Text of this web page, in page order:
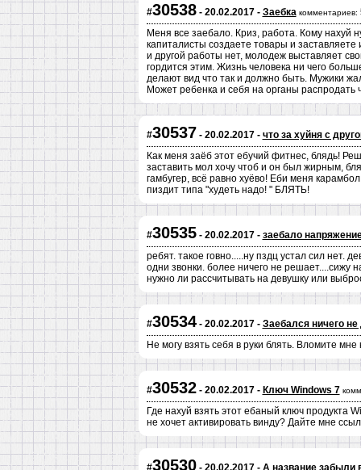
#30538- 20.02.2017 - Заебка комментариев:
Меня все заебало. Криз, работа. Кому нахуй
капиталисты создаете товары и
и другой работы нет, молодеж выставляет
гордится этим. Жизнь человека ни чего
делают вид что так и должно быть. Мужики
Может ребенка и себя на органы распродать
#30537 - 20.02.2017 - что за хуйня с
Как меня заёб этот ебучий фитнес, блядь!
заставить мол хочу чтоб и он был жирным,
гамбугер, всё равно хуёво! Еби меня
пиздит типа "худеть надо! " БЛЯТЬ!
#30535- 20.02.2017 - заебало
ребят. такое говно.....ну пздц устал сил нет.
одни звонки. более ничего не решает....сижу
нужно ли рассчитывать на девушку или
#30534- 20.02.2017 - Заебался ничего не
Не могу взять себя в руки блять. Вломите
#30532- 20.02.2017 - Ключ Windows 7
Где нахуй взять этот ебаный ключ продукта
не хочет активировать винду? Дайте мне
#30530- 20.02.2017 - А название забыли